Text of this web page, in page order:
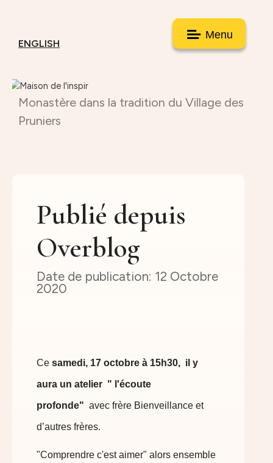
Menu
ENGLISH
Monastère dans la tradition du Village des
Pruniers
Publié depuis
Overblog
12 Octobre
2020
Ce samedi, 17 octobre à 15h30, il y
aura un atelier " l'écoute
profonde" avec frère Bienveillance et
d’autres frères.
"Comprendre c'est aimer" alors ensemble